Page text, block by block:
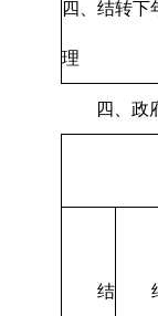
四、结转下
理
四、政
结